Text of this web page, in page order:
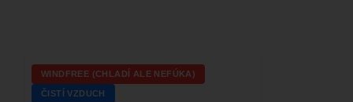
WINDFREE (CHLADÍ ALE NEFÚKA)
ČISTÍ VZDUCH